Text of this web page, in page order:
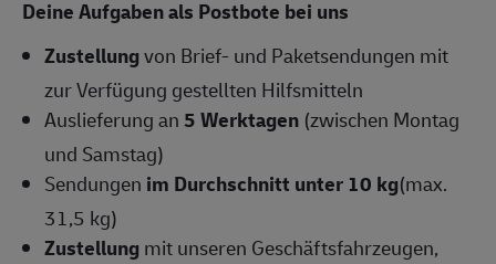
Deine Aufgaben als Postbote bei uns
Zustellungvon Brief- und Paketsendungen mit
zur Verfügung gestellten Hilfsmitteln
Auslieferung an5 Werktagen (zwischen Montag
und Samstag)
Sendungen im Durchschnitt unter 10 kg(max.
31,5 kg)
Zustellungmit unseren Geschäftsfahrzeugen,